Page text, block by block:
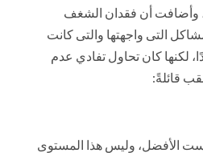
أن فقدان الشغف
التى واجهتها والتى كانت
لكنها كان تحاول تفادي عدم
قائلةً:
الأفضل، وليس هذا المستوى